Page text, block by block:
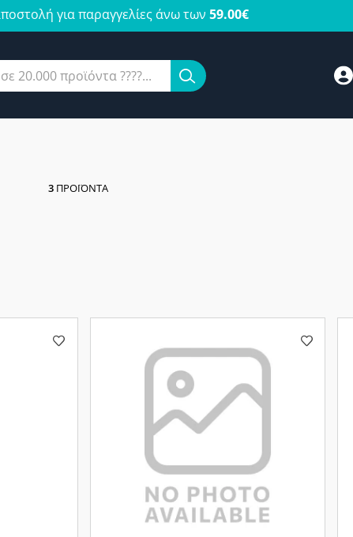
για παραγγελίες άνω των 59.00€
3 ΠΡΟΪΌΝΤΑ